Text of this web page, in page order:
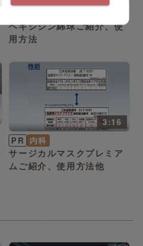
ヘキシジン綿球ご紹介、使
用方法
3:16
PR 内科
サージカルマスクプレミア
ムご紹介、使用方法他